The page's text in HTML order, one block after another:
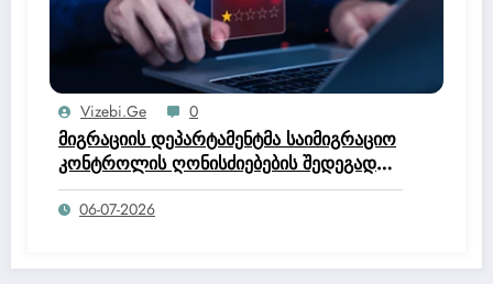
Vizebi.ge 0
მიგრაციის დეპარტამენტმა საიმიგრაციო
კონტროლის ღონისძიებების შედეგად
უცხო ქვეყნის 50 მოქალაქე დააკავა.
06-07-2026